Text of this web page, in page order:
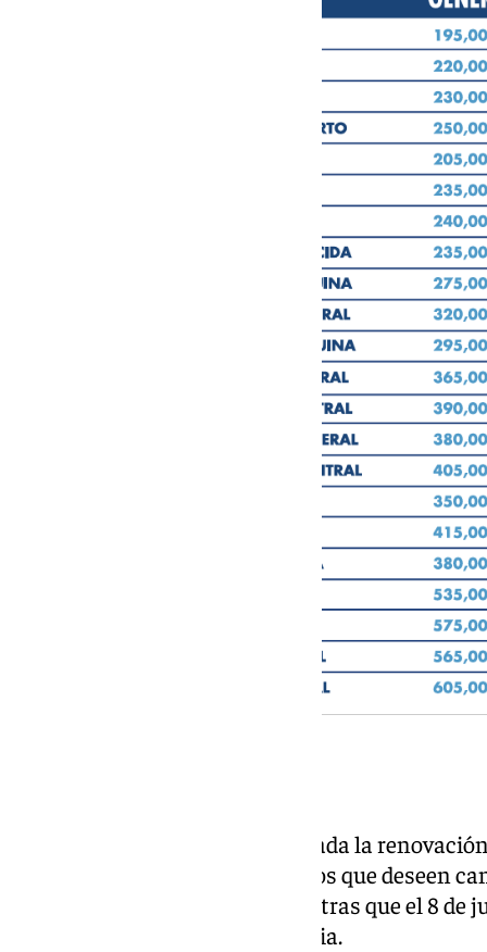
Los abonados que tengan activada la
informativo el 2 de julio. Aquellos que deseen
hacerlo hasta el 6 de julio, mientras que el 8 de
mediante domiciliación bancaria.